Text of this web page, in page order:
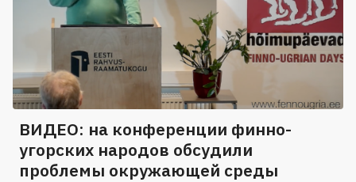
ВИДЕО: на конференции финно-
угорских народов обсудили
проблемы окружающей среды